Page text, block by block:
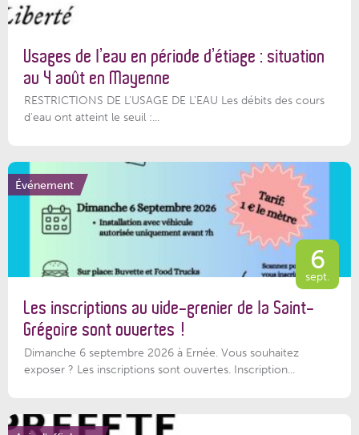
Usages de l’eau en période d’étiage : situation
au 4 août en Mayenne
RESTRICTIONS DE L’USAGE DE L’EAU Les débits des cours
d'eau ont atteint le seuil :...
Événement
6
sept.
Les inscriptions au vide-grenier de la Saint-
Grégoire sont ouvertes !
Dimanche 6 septembre 2026 à Ernée. Vous souhaitez
exposer ? Les inscriptions sont ouvertes. Inscription...